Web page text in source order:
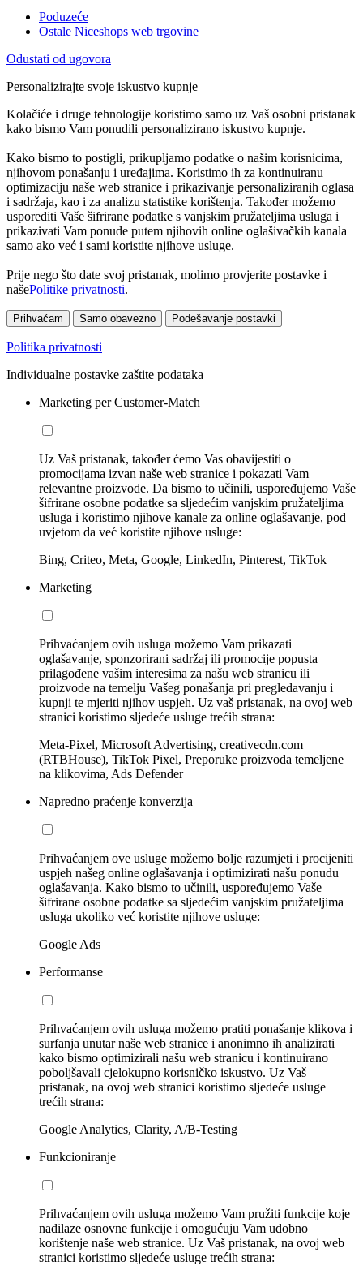
Poduzeće
Ostale Niceshops web trgovine
Odustati od ugovora
Personalizirajte svoje iskustvo kupnje
Kolačiće i druge tehnologije koristimo samo uz Vaš osobni pristanak
kako bismo Vam ponudili personalizirano iskustvo kupnje.
Kako bismo to postigli, prikupljamo podatke o našim korisnicima,
njihovom ponašanju i uređajima. Koristimo ih za kontinuiranu
optimizaciju naše web stranice i prikazivanje personaliziranih oglasa
i sadržaja, kao i za analizu statistike korištenja. Također možemo
usporediti Vaše šifrirane podatke s vanjskim pružateljima usluga i
prikazivati Vam ponude putem njihovih online oglašivačkih kanala
samo ako već i sami koristite njihove usluge.
Prije nego što date svoj pristanak, molimo provjerite postavke i
našePolitike privatnosti.
Prihvaćam Samo obavezno Podešavanje postavki
Politika privatnosti
Individualne postavke zaštite podataka
Marketing per Customer-Match
Uz Vaš pristanak, također ćemo Vas obavijestiti o
promocijama izvan naše web stranice i pokazati Vam
relevantne proizvode. Da bismo to učinili, uspoređujemo Vaše
šifrirane osobne podatke sa sljedećim vanjskim pružateljima
usluga i koristimo njihove kanale za online oglašavanje, pod
uvjetom da već koristite njihove usluge:
Bing, Criteo, Meta, Google, LinkedIn, Pinterest, TikTok
Marketing
Prihvaćanjem ovih usluga možemo Vam prikazati
oglašavanje, sponzorirani sadržaj ili promocije popusta
prilagođene vašim interesima za našu web stranicu ili
proizvode na temelju Vašeg ponašanja pri pregledavanju i
kupnji te mjeriti njihov uspjeh. Uz vaš pristanak, na ovoj web
stranici koristimo sljedeće usluge trećih strana:
Meta-Pixel, Microsoft Advertising, creativecdn.com
(RTBHouse), TikTok Pixel, Preporuke proizvoda temeljene
na klikovima, Ads Defender
Napredno praćenje konverzija
Prihvaćanjem ove usluge možemo bolje razumjeti i procijeniti
uspjeh našeg online oglašavanja i optimizirati našu ponudu
oglašavanja. Kako bismo to učinili, uspoređujemo Vaše
šifrirane osobne podatke sa sljedećim vanjskim pružateljima
usluga ukoliko već koristite njihove usluge:
Google Ads
Performanse
Prihvaćanjem ovih usluga možemo pratiti ponašanje klikova i
surfanja unutar naše web stranice i anonimno ih analizirati
kako bismo optimizirali našu web stranicu i kontinuirano
poboljšavali cjelokupno korisničko iskustvo. Uz Vaš
pristanak, na ovoj web stranici koristimo sljedeće usluge
trećih strana:
Google Analytics, Clarity, A/B-Testing
Funkcioniranje
Prihvaćanjem ovih usluga možemo Vam pružiti funkcije koje
nadilaze osnovne funkcije i omogućuju Vam udobno
korištenje naše web stranice. Uz Vaš pristanak, na ovoj web
stranici koristimo sljedeće usluge trećih strana: